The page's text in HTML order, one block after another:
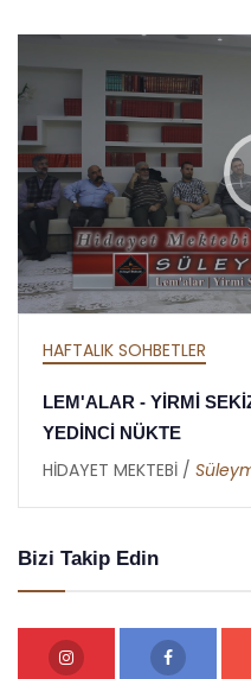
HD
LEM'A - YİRMİ
Bizi Takip Edin